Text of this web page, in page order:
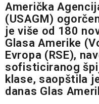
Američka
(USAGM)
je više od 180
Glasa Amerike
Evropa (RSE),
sofisticiranog
klase, saopštila
danas Glas